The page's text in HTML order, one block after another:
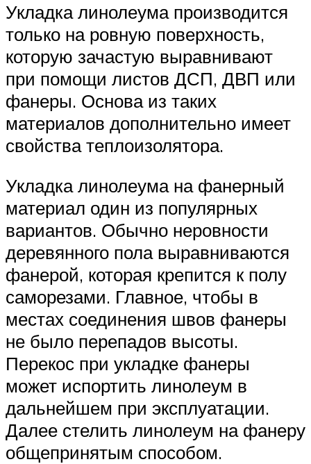
Укладка линолеума производится
только на ровную поверхность,
которую зачастую выравнивают
при помощи листов ДСП, ДВП или
фанеры. Основа из таких
материалов дополнительно имеет
свойства теплоизолятора.
Укладка линолеума на фанерный
материал один из популярных
вариантов. Обычно неровности
деревянного пола выравниваются
фанерой, которая крепится к полу
саморезами. Главное, чтобы в
местах соединения швов фанеры
не было перепадов высоты.
Перекос при укладке фанеры
может испортить линолеум в
дальнейшем при эксплуатации.
Далее стелить линолеум на фанеру
общепринятым способом.